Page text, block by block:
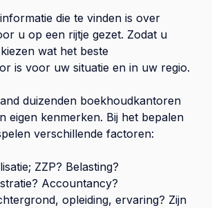
die te vinden is over
u op een rijtje gezet. Zodat u
wat het beste
is voor uw situatie en in uw regio.
duizenden boekhoudkantoren
eigen kenmerken. Bij het bepalen
verschillende factoren:
ZZP? Belasting?
Accountancy?
opleiding, ervaring? Zijn